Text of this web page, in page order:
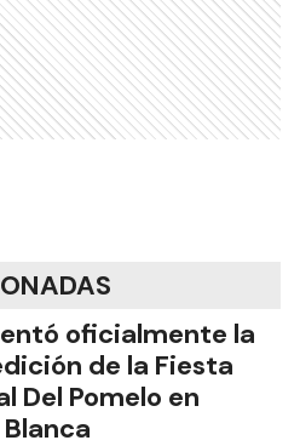
oficialmente la
de la Fiesta
Del Pomelo en